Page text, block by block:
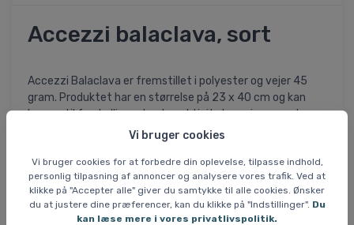
Vi bruger cookies
Vi bruger cookies for at forbedre din oplevelse, tilpasse indhold,
personlig tilpasning af annoncer og analysere vores trafik. Ved at
klikke på "Accepter alle" giver du samtykke til alle cookies. Ønsker
du at justere dine præferencer, kan du klikke på "Indstillinger". Du
kan læse mere i vores privatlivspolitik.
Accezzi balaclava, sort
Accezzi Balaclava er fremstillet i polyester og vejer 45
gram. Produktet har en størrelse på 23 x 40 cm og kan
bruges til forskellige udendørsaktiviteter, rejser, sport og
Materialet er åndbart og beskytter mod UV-stråler.
Balaclavaen er let og nem at have med på farten.
Specifikationer og features